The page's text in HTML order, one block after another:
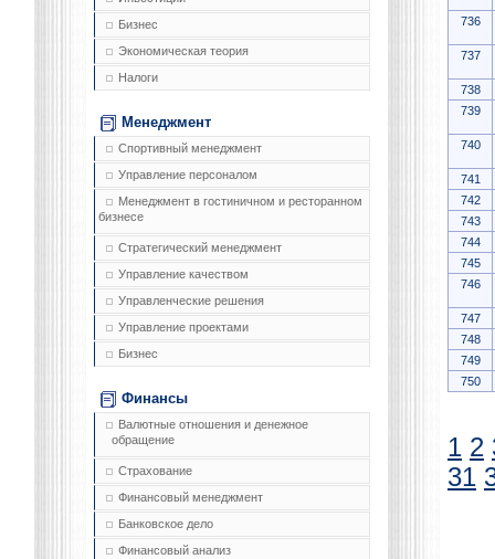
Бизнес
Экономическая теория
Налоги
Менеджмент
Спортивный менеджмент
Управление персоналом
Менеджмент в гостиничном и ресторанном
бизнесе
Стратегический менеджмент
Управление качеством
Управленческие решения
Управление проектами
Бизнес
Финансы
Валютные отношения и денежное
обращение
Страхование
Финансовый менеджмент
Банковское дело
Финансовый анализ
736
737
738
739
740
741
742
743
744
745
746
747
748
749
750
1 2
31